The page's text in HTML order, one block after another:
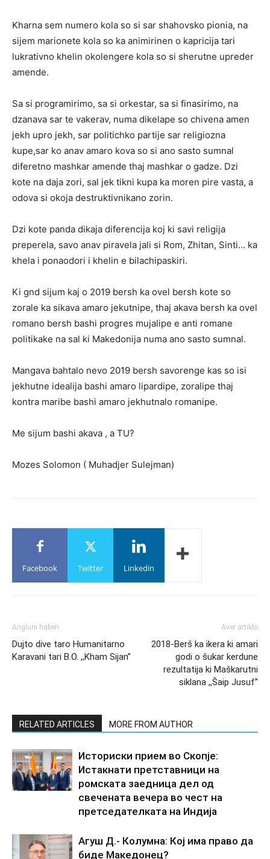
Kharna sem numero kola so si sar shahovsko pionia, na
sijem marionete kola so ka animirinen o kapricija tari
lukrativno khelin okolengere kola so si sherutne upreder
amende.
Sa si programirimo, sa si orkestar, sa si finasirimo, na
dzanava sar te vakerav, numa dikelape so chivena amen
jekh upro jekh, sar politichko partije sar religiozna
kupe,sar ko anav amaro kova so si ano sasto sumnal
diferetno mashkar amende thaj mashkar o gadze. Dzi
kote na daja zori, sal jek tikni kupa ka moren pire vasta, a
odova si okoja destruktivnikano zorin.
Dzi kote panda dikaja diferencija koj ki savi religija
preperela, savo anav piravela jali si Rom, Zhitan, Sinti… ka
khela i ponaodori i khelin e bilachipaskiri.
Ki gnd sijum kaj o 2019 bersh ka ovel bersh kote so
zorale ka sikava amaro jekutnipe, thaj akava bersh ka ovel
romano bersh bashi progres mujalipe e anti romane
politikake na sal ki Makedonija numa ano sasto sumnal.
Mangava bahtalo nevo 2019 bersh savorenge kas so isi
jekhutne idealija bashi amaro lipardipe, zoralipe thaj
kontra maribe bashi amaro jekhutnalo romanipe.
Me sijum bashi akava , a TU?
Mozes Solomon ( Muhadjer Sulejman)
Facebook Twitter Linkedin
Angluni haberi
Dujto dive taro Humanitarno
Karavani tari B.O. ,,Kham Sijan”
Aver artiklo
2018-Berš ka ikera ki amari
godi o šukar kerdune
rezultatija ki Maškarutni
siklana ,,Šaip Jusuf”
RELATED ARTICLES MORE FROM AUTHOR
Историски прием во Скопје:
Истакнати претставници на
ромската заедница дел од
свечената вечера во чест на
претседателката на Индија
Агуш Д.- Колумна: Кој има право да
биде Македонец?